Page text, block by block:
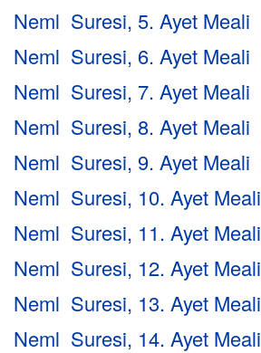
Neml Suresi, 5. Ayet Meali
Neml Suresi, 6. Ayet Meali
Neml Suresi, 7. Ayet Meali
Neml Suresi, 8. Ayet Meali
Neml Suresi, 9. Ayet Meali
Neml Suresi, 10. Ayet Meali
Neml Suresi, 11. Ayet Meali
Neml Suresi, 12. Ayet Meali
Neml Suresi, 13. Ayet Meali
Neml Suresi, 14. Ayet Meali